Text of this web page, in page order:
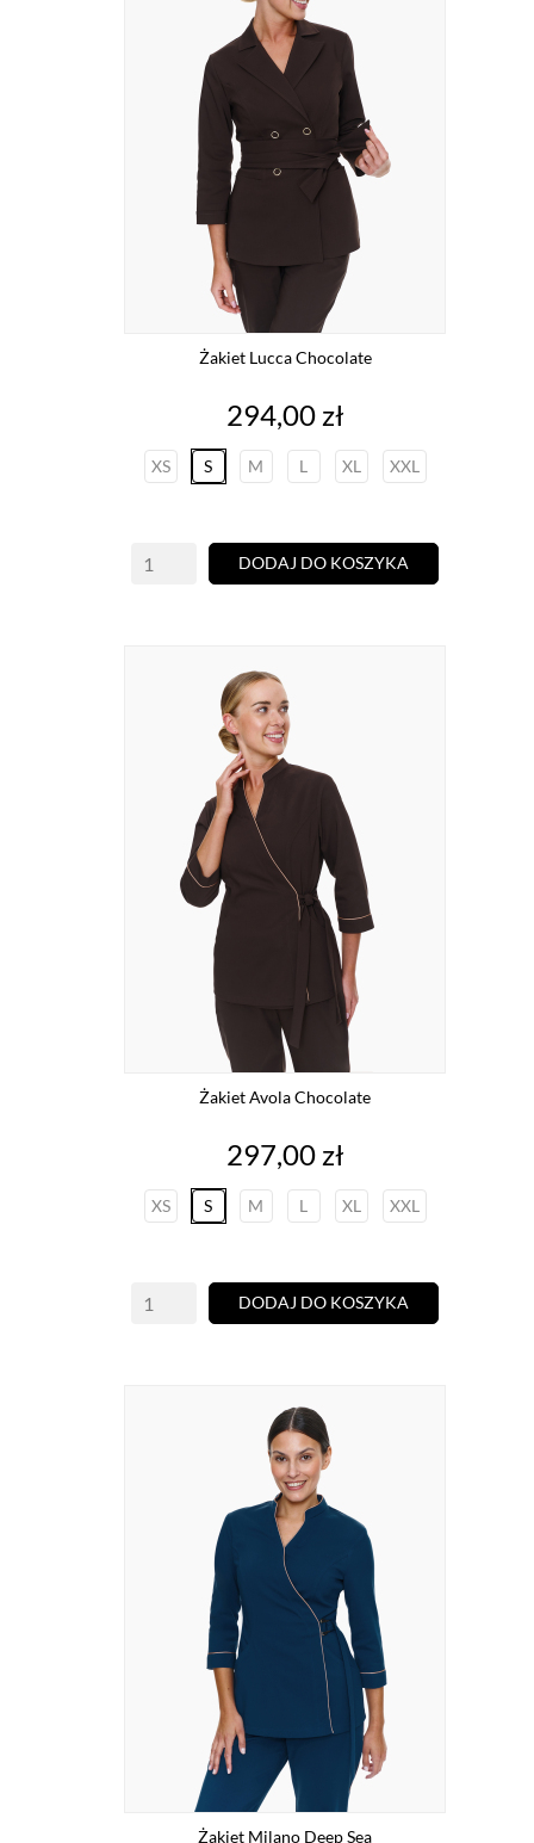
Żakiet Lucca Chocolate
Cena
294,00 zł
XS S M L XL XXL
DODAJ DO KOSZYKA
Żakiet Avola Chocolate
Cena
297,00 zł
XS S M L XL XXL
DODAJ DO KOSZYKA
Żakiet Milano Deep Sea